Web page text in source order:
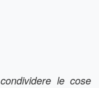
le cose